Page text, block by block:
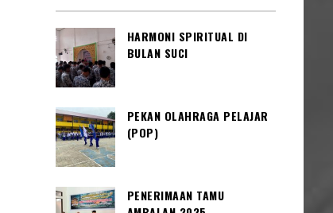
HARMONI SPIRITUAL DI
BULAN SUCI
PEKAN OLAHRAGA PELAJAR
(POP)
PENERIMAAN TAMU